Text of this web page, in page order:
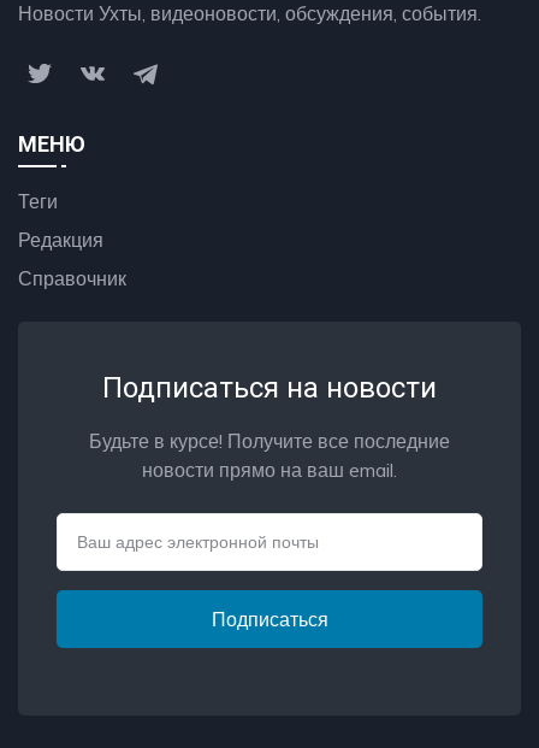
Новости Ухты, видеоновости, обсуждения, события.
МЕНЮ
Теги
Редакция
Справочник
Подписаться на новости
Будьте в курсе! Получите все последние
новости прямо на ваш email.
Подписаться